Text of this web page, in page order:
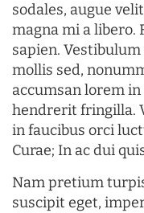
sodales, augue
magna mi a libero.
sapien.
mollis sed,
accumsan lorem
hendrerit fringilla.
in faucibus orci
Curae; In ac dui
Nam pretium
suscipit eget,